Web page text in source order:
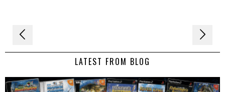
Navigation
de LATEST FROM BLOG